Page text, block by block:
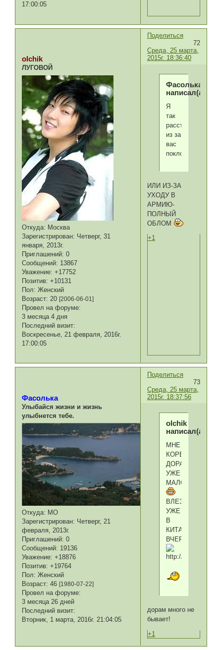
17:00:05
Поделиться
72
Среда, 25 марта,
2015г. 18:36:40
olchik
ЛУГОВОЙ
Откуда: Москва
Зарегистрирован: Четверг, 31
января, 2013г.
Приглашений: 0
Сообщений: 13867
Уважение: +17752
Позитив: +10131
Пол: Женский
Возраст: 20[2006-06-01]
Провел на форуме:
3 месяца 4 дня
Последний визит:
Воскресенье, 21 февраля, 2016г.
17:00:05
Фасолька
написал(а):
Я
так
расстроился
из за
вас
поклонники
ИЛИ ИЗ-ЗА
УХОДУ В
АРМИЮ-
ПОЛНЫЙ
ОБЛОМ
+1
Поделиться
73
Среда, 25 марта,
2015г. 18:37:56
Фасолька
Улыбайся жизни и жизнь
улыбнется тебе.
Откуда: МО
Зарегистрирован: Четверг, 21
февраля, 2013г.
Приглашений: 0
Сообщений: 19136
Уважение: +18876
Позитив: +19764
Пол: Женский
Возраст: 46[1980-07-22]
Провел на форуме:
3 месяца 26 дней
Последний визит:
Вторник, 1 марта, 2016г. 21:04:05
olchik
написал(а):
МНЕ
КОРЕЙСКИХ
ДОРАМ
УЖЕ
МАЛО
ВЛЕЗЛА
УЖЕ
В
КИТАЙСКИЕ
ВЧЕРА
дорам много не
бывает!
+1